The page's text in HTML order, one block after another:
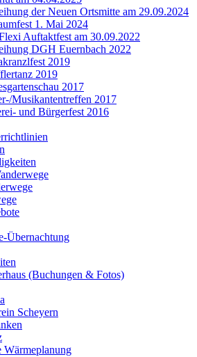
der Neuen Ortsmitte am 29.09.2024
1. Mai 2024
Auftaktfest am 30.09.2022
DGH Euernbach 2022
2019
2019
2017
Musikantentreffen 2017
und Bürgerfest 2016
Übernachtung
(Buchungen & Fotos)
Scheyern
Wärmeplanung